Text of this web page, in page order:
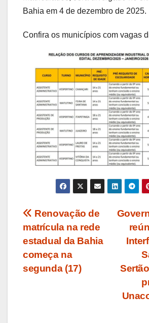
Bahia em 4 de dezembro de 2025.
Confira os municípios com vagas
Navegação
de
Post
Renovação de
matrícula na rede
estadual da Bahia
começa na
segunda (17)